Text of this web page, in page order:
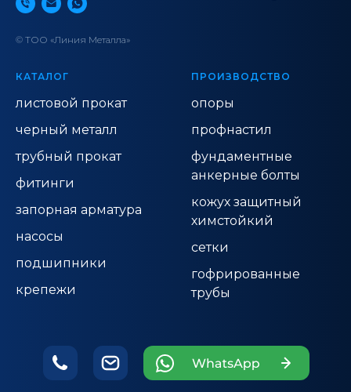
© ТОО «Линия Металла»
КАТАЛОГ
листовой прокат
черный металл
трубный прокат
фитинги
запорная арматура
насосы
подшипники
крепежи
ПРОИЗВОДСТВО
опоры
профнастил
фундаментные
анкерные болты
кожух защитный
химстойкий
сетки
гофрированные
трубы